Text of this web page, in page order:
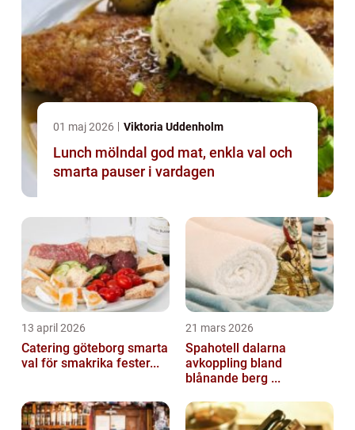
01 maj 2026 Viktoria Uddenholm
Lunch mölndal god mat, enkla val och
smarta pauser i vardagen
13 april 2026
Catering göteborg smarta
val för smakrika fester...
21 mars 2026
Spahotell dalarna
avkoppling bland
blånande berg ...